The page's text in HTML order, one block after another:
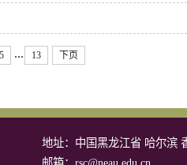
5 ... 13 下页
地址：中国黑龙江省 哈尔滨